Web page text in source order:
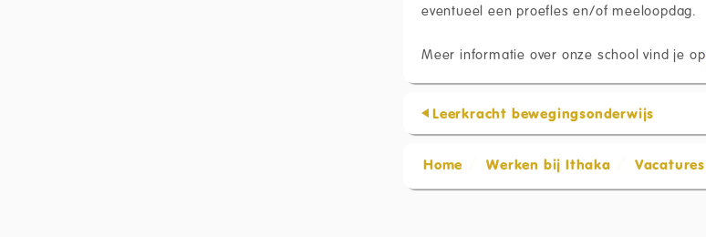
eventueel een proefles en/of meeloopdag.
Meer informatie over onze school vind je op
Leerkracht bewegingsonderwijs
Home Werken bij Ithaka Vacatures